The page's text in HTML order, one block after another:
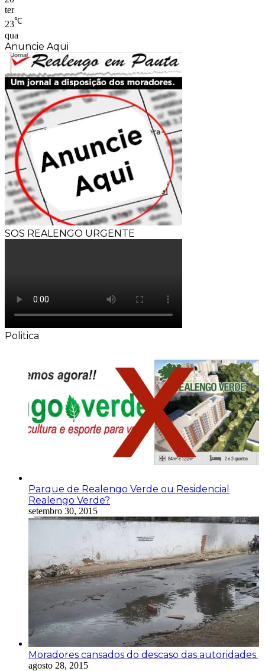
ter
23℃
qua
Anuncie Aqui
SOS REALENGO URGENTE
Politica
Parque de Realengo Verde ou Residencial
Realengo Verde?
setembro 30, 2015
Moradores cansados do descaso das autoridades.
agosto 28, 2015